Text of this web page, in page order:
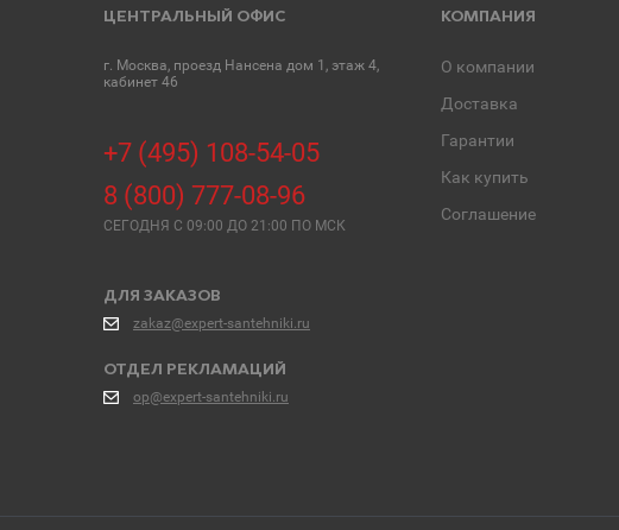
ЦЕНТРАЛЬНЫЙ ОФИС
г. Москва, проезд Нансена дом 1, этаж 4,
кабинет 46
+7 (495) 108-54-05
8 (800) 777-08-96
СЕГОДНЯ C 09:00 ДО 21:00 ПО МСК
ДЛЯ ЗАКАЗОВ
zakaz@expert-santehniki.ru
ОТДЕЛ РЕКЛАМАЦИЙ
op@expert-santehniki.ru
КОМПАНИЯ
О компании
Доставка
Гарантии
Как купить
Соглашение